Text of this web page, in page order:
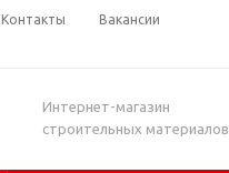
Контакты Вакансии
Интернет-магазин
строительных материалов